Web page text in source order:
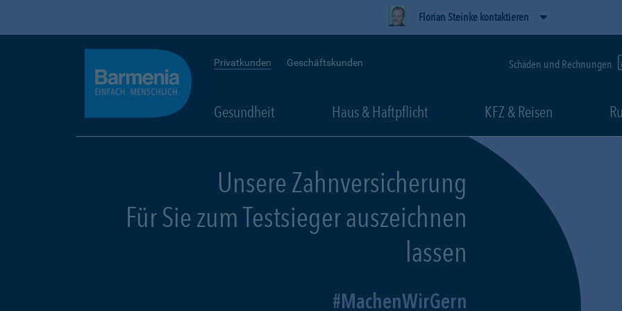
Florian Steinke kontaktieren
Privatkunden Geschäftskunden Schäden und Rechnungen
Gesundheit Haus & Haftpflicht KFZ & Reisen
Unsere Zahnversicherung
Für Sie zum Testsieger auszeichnen
lassen
MachenWirGern